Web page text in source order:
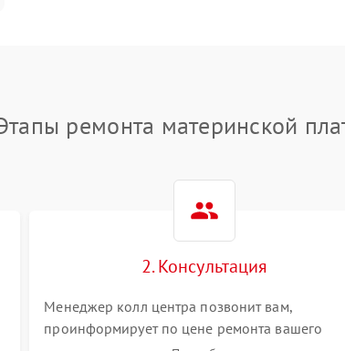
ремонта материнской
2. Консультация
Менеджер колл центра позвонит вам,
проинформирует по цене ремонта вашего